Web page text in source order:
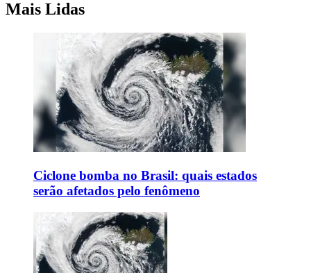
Mais Lidas
Ciclone bomba no Brasil: quais estados
serão afetados pelo fenômeno